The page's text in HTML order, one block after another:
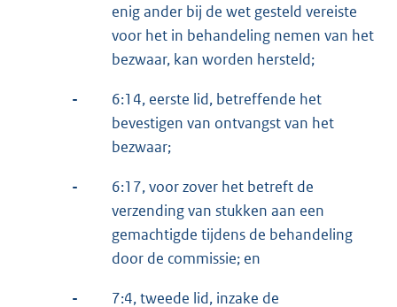
enig ander bij de wet gesteld vereiste
voor het in behandeling nemen van het
bezwaar, kan worden hersteld;
-
6:14, eerste lid, betreffende het
bevestigen van ontvangst van het
bezwaar;
-
6:17, voor zover het betreft de
verzending van stukken aan een
gemachtigde tijdens de behandeling
door de commissie; en
- 7:4, tweede lid, inzake de